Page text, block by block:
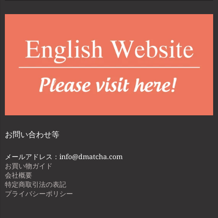
お問い合わせ等
メールアドレス：info@dmatcha.com
お買い物ガイド
会社概要
特定商取引法の表記
プライバシーポリシー